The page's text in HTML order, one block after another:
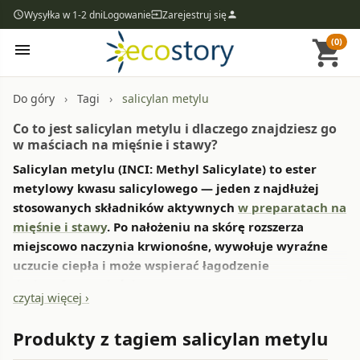
access_timeWysyłka w 1-2 dniLogowanieinputZarejestruj sięperson
menu shopping_cart
(0)
Do góry Tagi salicylan metylu
Co to jest salicylan metylu i dlaczego znajdziesz go
w maściach na mięśnie i stawy?
Salicylan metylu (INCI: Methyl Salicylate) to ester
metylowy kwasu salicylowego — jeden z najdłużej
stosowanych składników aktywnych w preparatach na
mięśnie i stawy. Po nałożeniu na skórę rozszerza
miejscowo naczynia krwionośne, wywołuje wyraźne
uczucie ciepła i może wspierać łagodzenie
występuje w olejku z golterii rozesłanej (Gaultheria
Mechanizm działania opiera się na zasadzie kontrirytacji —
czytaj więcej ›
Produkty z tagiem salicylan metylu